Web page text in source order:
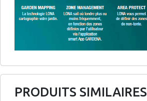
PRODUITS SIMILAIRES